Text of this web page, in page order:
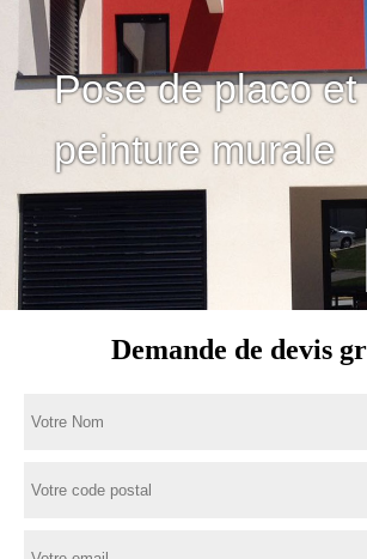
Pose de placo et
peinture murale
Demande de devis